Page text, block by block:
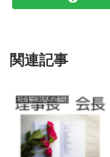
関連記事
社会福祉法人の会計